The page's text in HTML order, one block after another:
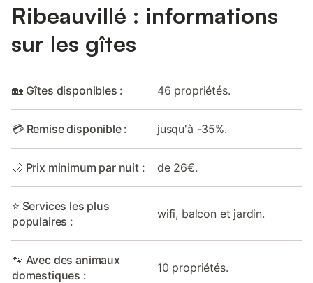
Ribeauvillé : informations
sur les gîtes
🏡 Gîtes disponibles : 46 propriétés.
💳 Remise disponible : jusqu'à -35%.
🌙 Prix minimum par nuit : de 26€.
⭐ Services les plus
populaires :
wifi, balcon et jardin.
🐾 Avec des animaux
domestiques :
10 propriétés.